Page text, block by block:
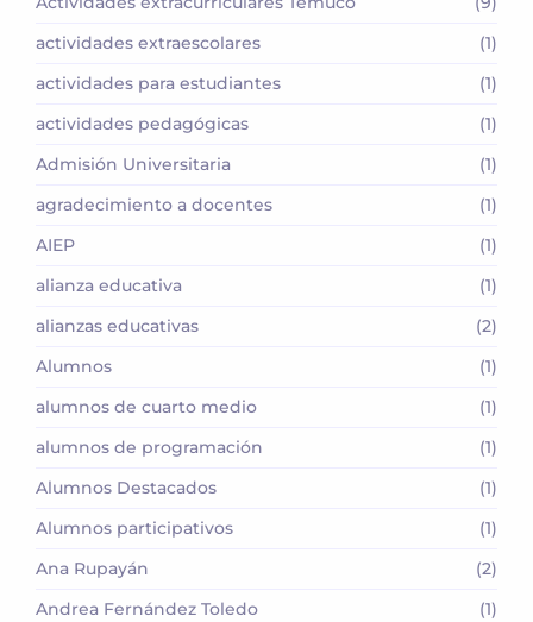
actividades extraescolares
(1)
actividades para estudiantes
(1)
actividades pedagógicas
(1)
Admisión Universitaria
(1)
agradecimiento a docentes
(1)
AIEP
(1)
alianza educativa
(1)
alianzas educativas
(2)
Alumnos
(1)
alumnos de cuarto medio
(1)
alumnos de programación
(1)
Alumnos Destacados
(1)
Alumnos participativos
(1)
Ana Rupayán
(2)
Andrea Fernández Toledo
(1)